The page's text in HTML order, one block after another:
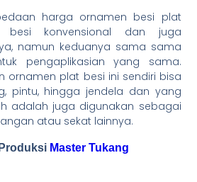
harga ornamen besi plat
besi konvensional dan juga
namun keduanya sama sama
pengaplikasian yang sama.
ornamen plat besi ini sendiri bisa
pintu, hingga jendela dan yang
adalah juga digunakan sebagai
atau sekat lainnya.
Master Tukang